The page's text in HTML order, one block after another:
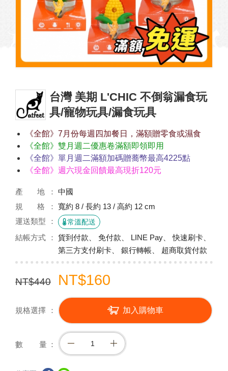
台灣 美期 L'CHIC 不倒翁漏食玩
具/寵物玩具/漏食玩具
《全館》7月份每週四加餐日，滿額贈零食或濕食
《全館》雙月週二優惠卷滿額即領即用
《全館》單月週二滿額加碼贈蕎幣最高4225點
《全館》週六現金回饋最高現折120元
產 地
中國
規 格
寬約 8 / 長約 13 / 高約 12 cm
運送類型
常溫配送
結帳方式
貨到付款、 免付款、 LINE Pay、 快速刷卡、
第三方支付刷卡、 銀行轉帳、 超商取貨付款
NT$440 NT$160
規格選擇 加入購物車
數 量